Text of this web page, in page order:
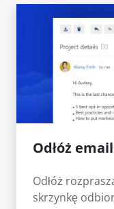
Odłóż
Odłóż
skrzynkę